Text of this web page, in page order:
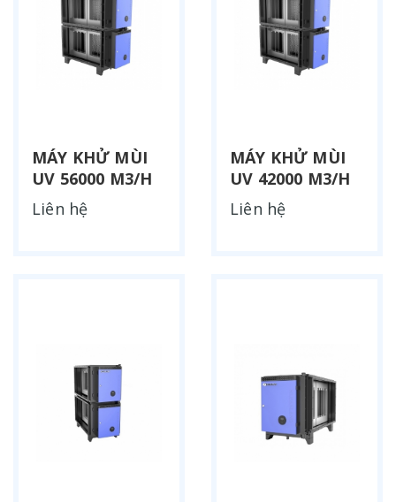
MÁY KHỬ MÙI
UV 56000 M3/H
Liên hệ
MÁY KHỬ MÙI
UV 42000 M3/H
Liên hệ